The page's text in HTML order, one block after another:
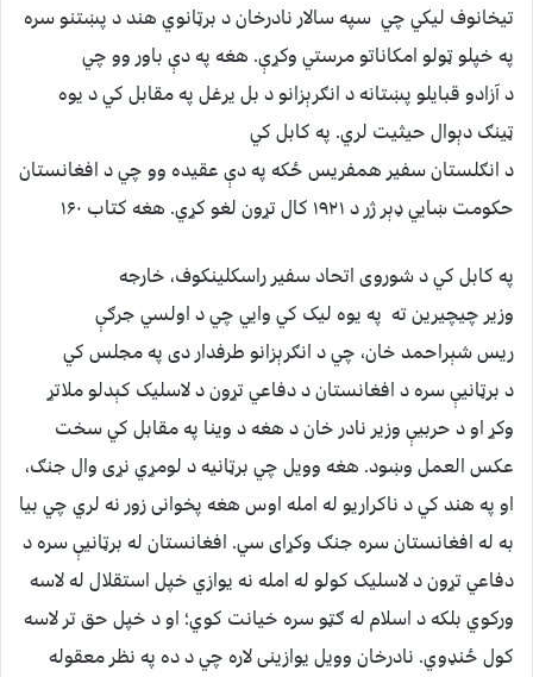
تیخانوف لیکي چي سپه سالار نادرخان د برټانوي هند د پښتنو سره
په خپلو ټولو امکاناتو مرستي وکړې. هغه په دې باور وو چي
د آزادو قبایلو پښتانه د انګرېزانو د بل یرغل په مقابل کي د یوه
ټینګ دېوال حیثیت لري. په کابل کي
د انګلستان سفیر همفریس ځکه په دې عقیده وو چي د افغانستان
حکومت ښايي ډېر ژر د ۱۹۲۱ کال تړون لغو کړي. هغه کتاب ۱۶۰
په کابل کي د شوروی اتحاد سفیر راسکلینکوف، خارجه
وزیر چیچیرین ته په یوه لیک کي وايي چي د اولسي جرګې
ریس شېراحمد خان، چي د انګرېزانو طرفدار دی په مجلس کي
د برټانیې سره د افغانستان د دفاعي تړون د لاسلیک کېدلو ملاتړ
وکړ او د حربیې وزیر نادر خان د هغه د وینا په مقابل کي سخت
عکس العمل وښود. هغه وویل چي برټانیه د لومړي نړی وال جنګ،
او په هند کي د ناکراریو له امله اوس هغه پخوانی زور نه لري چي بیا
به له افغانستان سره جنګ وکړای سي. افغانستان له برټانیې سره د
دفاعي تړون د لاسلیک کولو له امله نه یوازي خپل استقلال له لاسه
ورکوي بلکه د اسلام له ګټو سره خیانت کوي؛ او د خپل حق تر لاسه
کول ځنډوي. نادرخان وویل یوازینی لاره چي د ده په نظر معقوله